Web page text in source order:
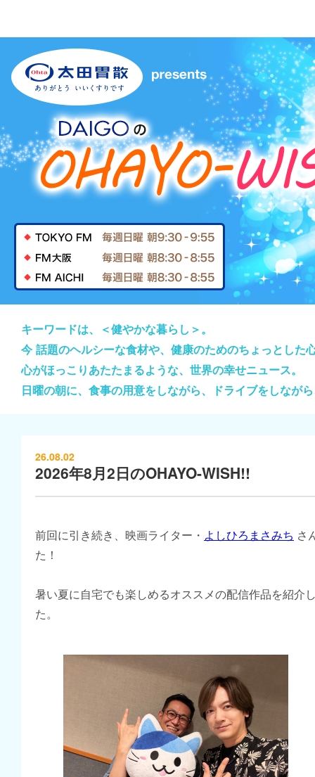
キーワードは、＜健やかな暮らし＞。
今 話題のヘルシーな食材や、健康のためのちょっとし
心がほっこりあたたまるような、世界の幸せニュース。
日曜の朝に、食事の用意をしながら、ドライブをしなが
26.08.02
2026年8月2日のOHAYO-WISH!!
前回に引き続き、映画ライター・ よしひろまさみち さ
た！
暑い夏に自宅でも楽しめるオススメの配信作品を紹介
た。